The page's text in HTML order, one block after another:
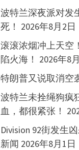
波特兰深夜派对发
死！ 2026年8月2日
滚滚浓烟冲上天空
陷火海！ 2026年8
特朗普又说取消空
波特兰未拴绳狗疯
血，都很紧张！
Division 92街发生
新闻 2026年8月1日